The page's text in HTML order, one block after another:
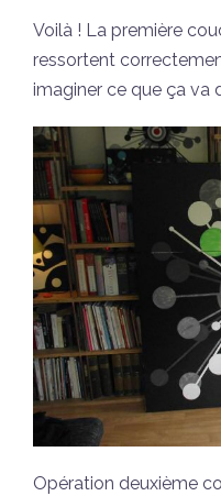
Voilà ! La première
ressortent
imaginer ce que ça va
Opération deuxième